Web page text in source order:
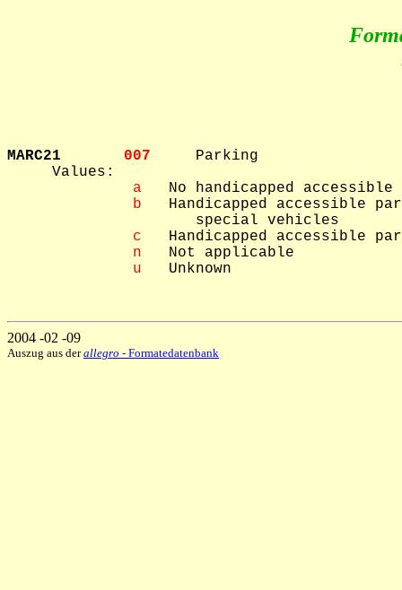
MARC21 007 Parking
     Values:
a
No handicapped accessible
b
Handicapped accessible
                     special vehicles
c
Handicapped accessible
n
   Not applicable
u
   Unknown
2004 -02 -09
Auszug aus derallegro - Formatedatenbank